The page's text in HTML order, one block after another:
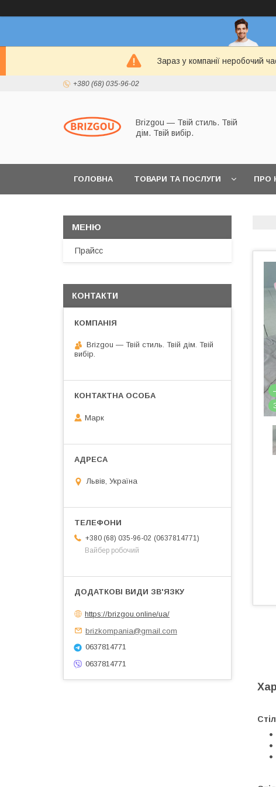
Зараз у компанії неробочий
+380 (68) 035-96-02
Brizgou — Твій стиль. Твій
дім. Твій вибір.
ГОЛОВНА ТОВАРИ ТА ПОСЛУГИ ПРО
Стіл
Прайсс
КОНТАКТИ
Brizgou — Твій стиль. Твій дім. Твій
вибір.
Марк
Львів, Україна
+380 (68) 035-96-02
0637814771
Вайбер робочий
https://brizgou.online/ua/
brizkompania@gmail.com
0637814771
0637814771